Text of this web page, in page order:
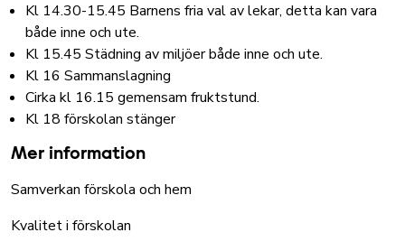
Kl 14.30-15.45 Barnens fria val av lekar, detta kan vara
både inne och ute.
Kl 15.45 Städning av miljöer både inne och ute.
Kl 16 Sammanslagning
Cirka kl 16.15 gemensam fruktstund.
Kl 18 förskolan stänger
Mer information
Samverkan förskola och hem
Kvalitet i förskolan